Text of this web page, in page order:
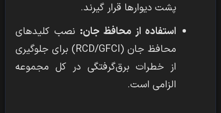
پشت دیوارها قرار گیرند.
استفاده از محافظ جان:نصب کلیدهای
محافظ جان (RCD/GFCI) برای جلوگیری
از خطرات برق‌گرفتگی در کل مجموعه
الزامی است.